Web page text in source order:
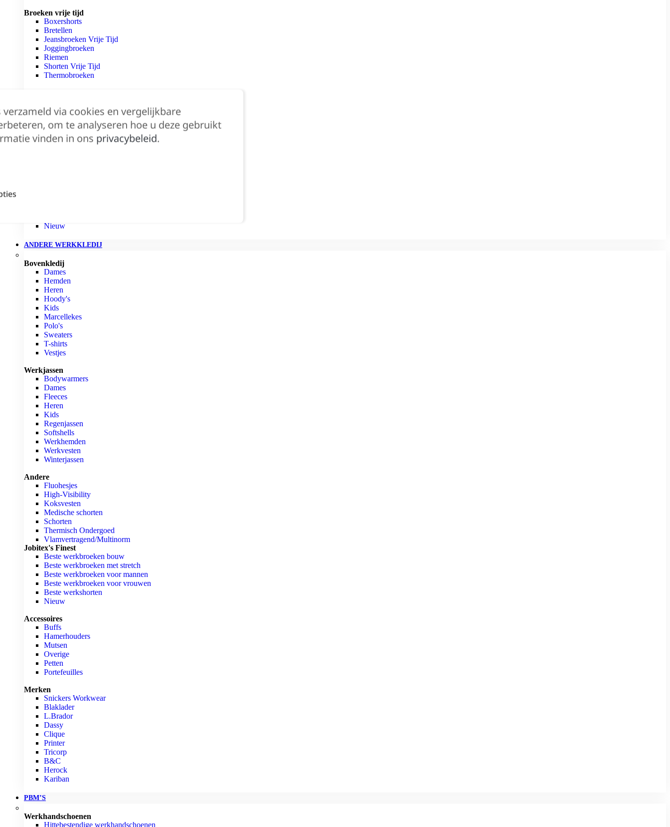
Broeken vrije tijd
Boxershorts
Bretellen
Jeansbroeken Vrije Tijd
Joggingbroeken
Riemen
Shorten Vrije Tijd
Thermobroeken
L.Brador
Dassy
Herock
Nieuw
ANDERE WERKKLEDIJ
Bovenkledij
Dames
Hemden
Heren
Hoody's
Kids
Marcellekes
Polo's
Sweaters
T-shirts
Vestjes
Werkjassen
Bodywarmers
Dames
Fleeces
Heren
Kids
Regenjassen
Softshells
Werkhemden
Werkvesten
Winterjassen
Andere
Fluohesjes
High-Visibility
Koksvesten
Medische schorten
Schorten
Thermisch Ondergoed
Vlamvertragend/Multinorm
Jobitex's Finest
Beste werkbroeken bouw
Beste werkbroeken met stretch
Beste werkbroeken voor mannen
Beste werkbroeken voor vrouwen
Beste werkshorten
Nieuw
Accessoires
Buffs
Hamerhouders
Mutsen
Overige
Petten
Portefeuilles
Merken
Snickers Workwear
Blaklader
L.Brador
Dassy
Clique
Printer
Tricorp
B&C
Herock
Kariban
PBM’S
Werkhandschoenen
Hittebestendige werkhandschoenen
via cookies en vergelijkbare
om te analyseren hoe u deze gebruikt
vinden in ons privacybeleid.